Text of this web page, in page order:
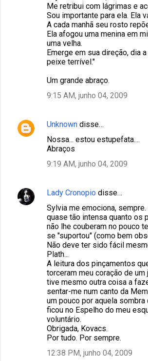
Me retribui com lágrimas e
Sou importante para ela. Ela
A cada manhã seu rosto
Ela afogou uma menina em
uma velha.
Emerge em sua direção, dia
peixe terrível."
Um grande abraço.
9:15 AM, junho 04, 2009
Unknown disse…
Nossa... estou estupefata....
Abraços
9:19 AM, junho 04, 2009
Lady Cronopio disse…
Sylvia me emociona,
quase tão intensa quanto os
não lhe couberam no pouco
se "suportou" (como bem
Não deve ter sido fácil
Plath...
A leitura dos pinçamentos
torceram meu coração de um
tive mesmo outra coisa a
sentar-me num canto da
um pouco por aquela sombra
ficou no Espelho do meu
voluntário.
Obrigada, Kovacs.
Por tudo. Por sempre.
12:38 PM, junho 04, 2009